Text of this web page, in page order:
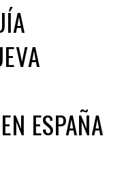
ESPAÑA